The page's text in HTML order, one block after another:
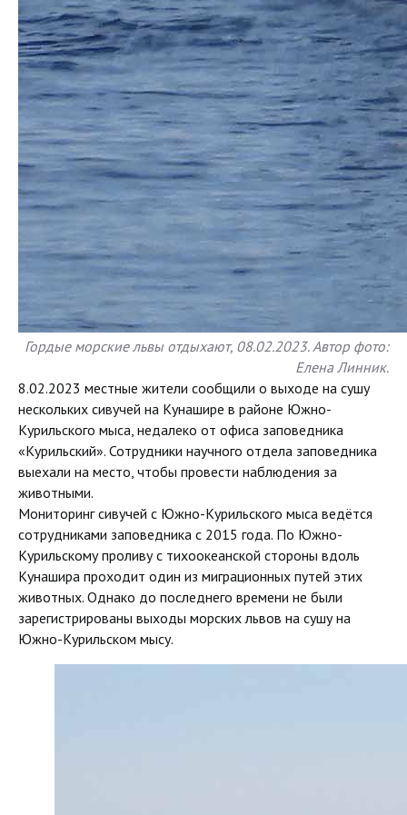
Гордые морские львы отдыхают, 08.02.2023. Автор фото:
Елена Линник.
8.02.2023 местные жители сообщили о выходе на сушу
нескольких сивучей на Кунашире в районе Южно-
Курильского мыса, недалеко от офиса заповедника
«Курильский». Сотрудники научного отдела заповедника
выехали на место, чтобы провести наблюдения за
животными.
Мониторинг сивучей с Южно-Курильского мыса ведётся
сотрудниками заповедника с 2015 года. По Южно-
Курильскому проливу с тихоокеанской стороны вдоль
Кунашира проходит один из миграционных путей этих
животных. Однако до последнего времени не были
зарегистрированы выходы морских львов на сушу на
Южно-Курильском мысу.